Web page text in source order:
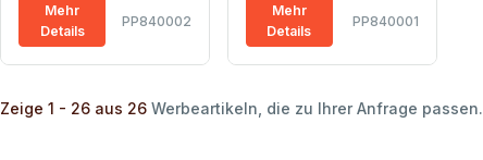
Mehr
Details
PP840002
Mehr
Details
PP840001
Zeige 1 - 26 aus 26 Werbeartikeln, die zu Ihrer Anfrage passen.